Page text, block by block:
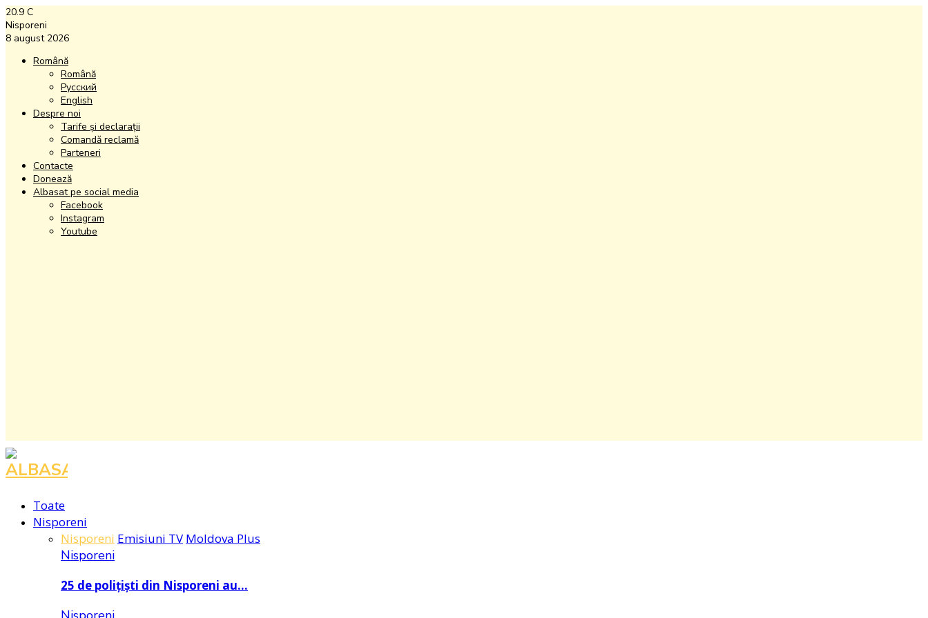
20.9 C
Nisporeni
8 august 2026
Română
Română
Русский
English
Despre noi
Tarife și declarații
Comandă reclamă
Parteneri
Contacte
Donează
Albasat pe social media
Facebook
Instagram
Youtube
Toate
Nisporeni
Nisporeni Emisiuni TV Moldova Plus
Nisporeni
25 de polițiști din Nisporeni au…